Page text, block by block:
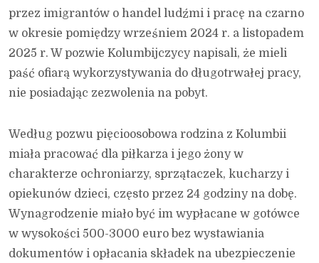
przez imigrantów o handel ludźmi i pracę na czarno
w okresie pomiędzy wrześniem 2024 r. a listopadem
2025 r. W pozwie Kolumbijczycy napisali, że mieli
paść ofiarą wykorzystywania do długotrwałej pracy,
nie posiadając zezwolenia na pobyt.
Według pozwu pięcioosobowa rodzina z Kolumbii
miała pracować dla piłkarza i jego żony w
charakterze ochroniarzy, sprzątaczek, kucharzy i
opiekunów dzieci, często przez 24 godziny na dobę.
Wynagrodzenie miało być im wypłacane w gotówce
w wysokości 500-3000 euro bez wystawiania
dokumentów i opłacania składek na ubezpieczenie